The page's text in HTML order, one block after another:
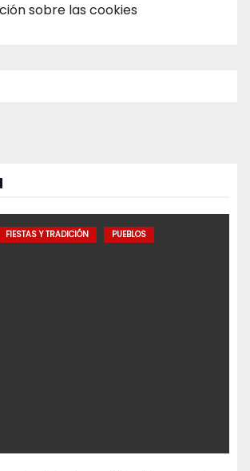
sobre las cookies
FIESTAS Y TRADICIÓN PUEBLOS